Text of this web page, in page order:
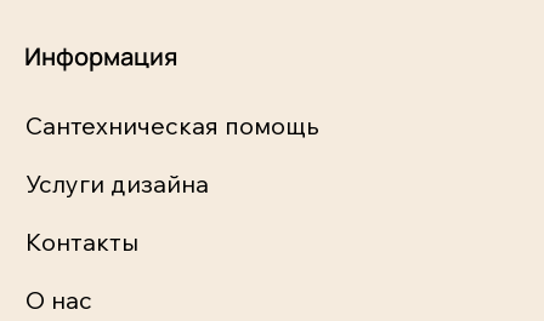
Информация
Сантехническая помощь
Услуги дизайна
Контакты
О нас